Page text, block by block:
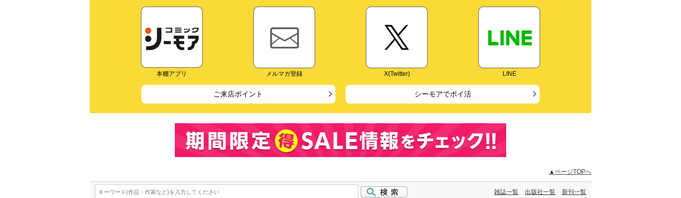
本棚アプリ メルマガ登録 X(Twitter) LINE
ご来店ポイント シーモアでポイ活
▲ページTOPへ
雑誌一覧 出版社一覧 新刊一覧